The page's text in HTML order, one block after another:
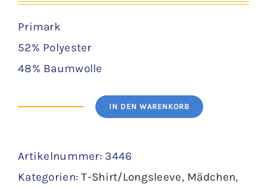
Primark
52% Polyester
48% Baumwolle
Longsleeve
86
Menge
IN DEN WARENKORB
Artikelnummer: 3446
Kategorien:T-Shirt/Longsleeve, Mädchen,